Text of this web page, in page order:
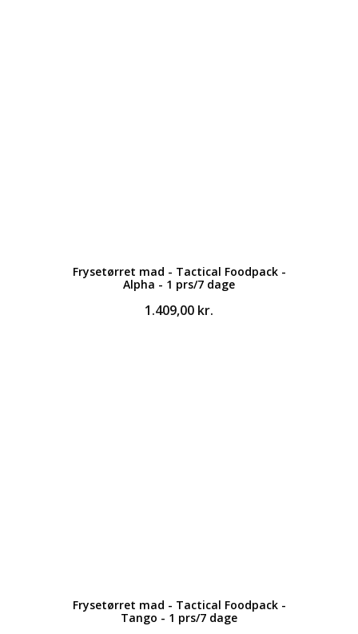
Frysetørret mad - Tactical Foodpack -
Alpha - 1 prs/7 dage
1.409,00 kr.
Frysetørret mad - Tactical Foodpack -
Tango - 1 prs/7 dage